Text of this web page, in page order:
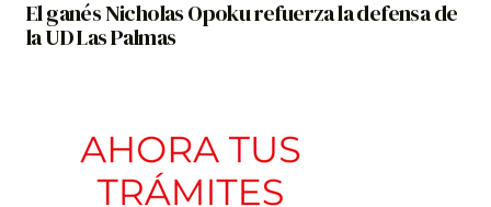
El ganés Nicholas Opoku refuerza la defensa de
la UD Las Palmas